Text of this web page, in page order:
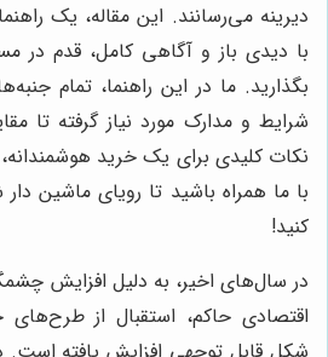
دیرینه می‌رسانند. این مقاله، یک
با دیدی باز و آگاهی کامل، قدم در
بگذارید. ما در این راهنما، تمام
شرایط و مدارک مورد نیاز گرفته تا
نکات کلیدی برای یک خرید
با ما همراه باشید تا رویای ماشین
کنید!
در سال‌های اخیر، به دلیل افزایش
اقتصادی حاکم، استقبال از